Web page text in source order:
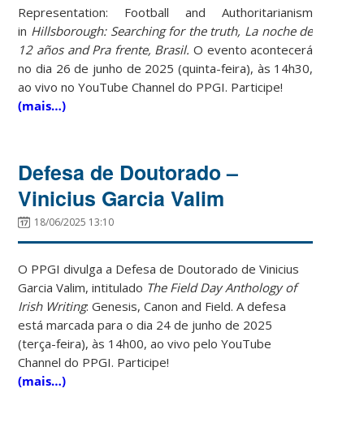
Representation: Football and Authoritarianism
in Hillsborough: Searching for the truth, La noche de
12 años and Pra frente, Brasil.O evento acontecerá
no dia 26 de junho de 2025 (quinta-feira), às 14h30,
ao vivo no YouTube Channel do PPGI. Participe!
(mais…)
Defesa de Doutorado –
Vinicius Garcia Valim
18/06/2025 13:10
O PPGI divulga a Defesa de Doutorado de Vinicius
Garcia Valim, intitulado The Field Day Anthology of
Irish Writing: Genesis, Canon and Field. A defesa
está marcada para o dia 24 de junho de 2025
(terça-feira), às 14h00, ao vivo pelo YouTube
Channel do PPGI. Participe!
(mais…)